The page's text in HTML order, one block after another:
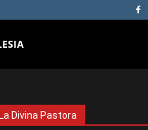
La Divina Pastora